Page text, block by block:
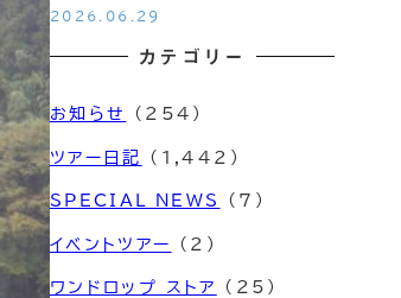
2026.06.29
カテゴリー
お知らせ (254)
ツアー日記 (1,442)
SPECIAL NEWS (7)
イベントツアー (2)
ワンドロップ ストア (25)